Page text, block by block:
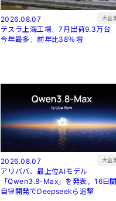
2026.08.07 大企
テスラ上海工場、7月出荷9.3万
今年最多、前年比38％増
2026.08.07 大企
アリババ、最上位AIモデル
「Qwen3.8-Max」を発表。16日
自律開発でDeepseekら追撃